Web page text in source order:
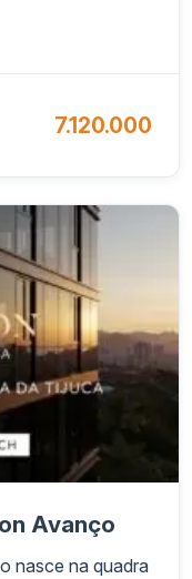
7.120.000
Avanço
nasce na quadra